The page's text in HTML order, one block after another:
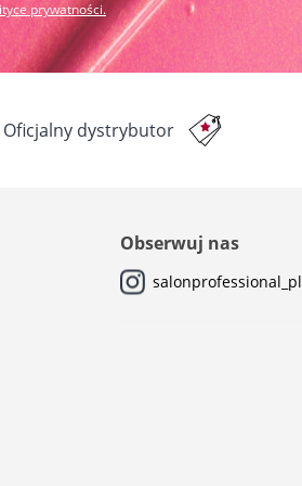
prywatności.
Oficjalny dystrybutor
Obserwuj nas
salonprofessional_pl